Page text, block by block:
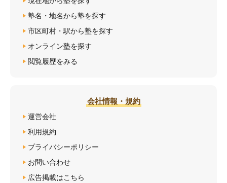
塾名・地名から塾を探す
市区町村・駅から塾を探す
オンライン塾を探す
閲覧履歴をみる
会社情報・規約
運営会社
利用規約
プライバシーポリシー
お問い合わせ
広告掲載はこちら